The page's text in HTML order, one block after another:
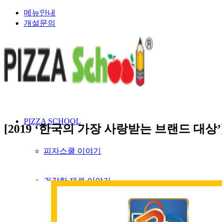
메뉴안내
개설문의
PIZZA SCHOOL
피자스쿨 이야기
건강한 재료 이야기
[2019 ‘한국의 가장 사랑받는 브랜드 대상